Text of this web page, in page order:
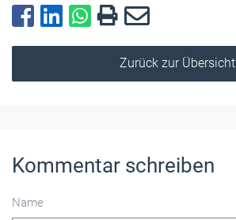
Zurück zur Übersicht
Kommentar schreiben
Name